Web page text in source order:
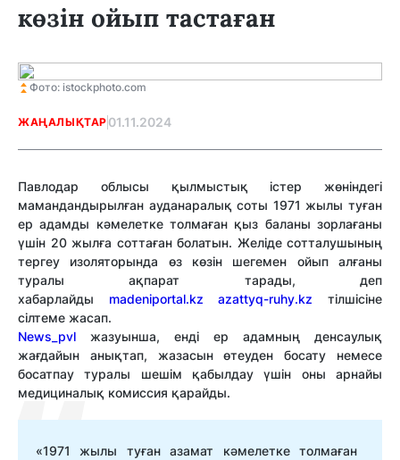
көзін ойып тастаған
Фото: istockphoto.com
ЖАҢАЛЫҚТАР 01.11.2024
Павлодар облысы қылмыстық істер жөніндегі
мамандандырылған ауданаралық соты 1971 жылы туған
ер адамды кәмелетке толмаған қыз баланы зорлағаны
үшін 20 жылға соттаған болатын. Желіде сотталушының
тергеу изоляторында өз көзін шегемен ойып алғаны
туралы ақпарат тарады, деп
хабарлайды madeniportal.kz azattyq-ruhy.kz тілшісіне
сілтеме жасап.
News­­_pvl жазуынша, енді ер адамның денсаулық
жағдайын анықтап, жазасын өтеуден босату немесе
босатпау туралы шешім қабылдау үшін оны арнайы
медициналық комиссия қарайды.
«1971 жылы туған азамат кәмелетке толмаған